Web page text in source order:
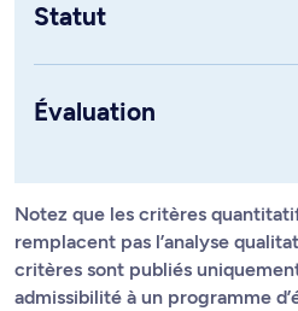
Statut
Évaluation
Notez que les critères
remplacent pas l’analyse
critères sont publiés
admissibilité à un programme